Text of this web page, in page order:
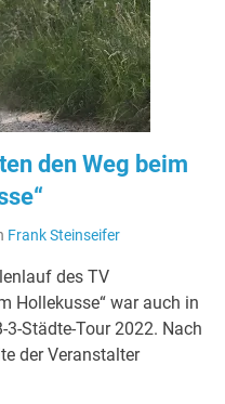
den Weg beim
Frank Steinseifer
des TV
Hollekusse“ war auch in
Städte-Tour 2022. Nach
der Veranstalter